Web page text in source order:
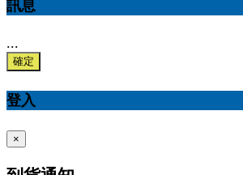
訊息
...
確定
登入
×